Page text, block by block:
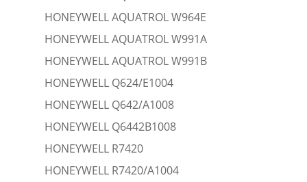
HONEYWELL AQUATROL W964E
HONEYWELL AQUATROL W991A
HONEYWELL AQUATROL W991B
HONEYWELL Q624/E1004
HONEYWELL Q642/A1008
HONEYWELL Q6442B1008
HONEYWELL R7420
HONEYWELL R7420/A1004